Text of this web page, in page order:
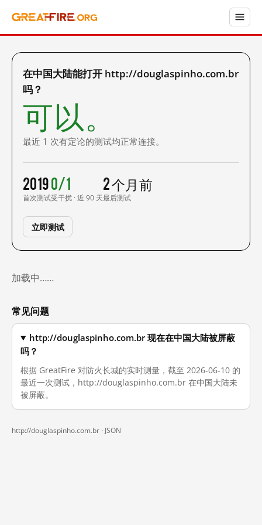
在中国大陆能打开 http://douglaspinho.com.br
吗？
可以。
最近 1 次有定论的测试均正常连接。
2019
首次测试
0/1
受干扰 · 近 90 天
2 个月前
最后测试
立即测试
加载中……
常见问题
http://douglaspinho.com.br 现在在中国大陆被屏蔽
吗？
根据 GreatFire 对防火长城的实时测量，截至 2026-06-10 的
最近一次测试，http://douglaspinho.com.br 在中国大陆未
被屏蔽。
http://douglaspinho.com.br · JSON